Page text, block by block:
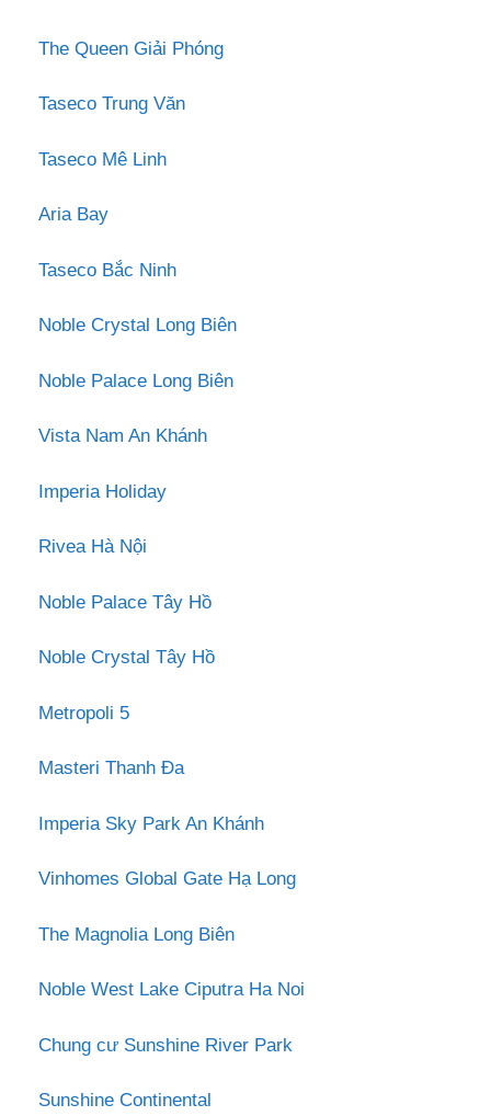
The Queen Giải Phóng
Taseco Trung Văn
Taseco Mê Linh
Aria Bay
Taseco Bắc Ninh
Noble Crystal Long Biên
Noble Palace Long Biên
Vista Nam An Khánh
Imperia Holiday
Rivea Hà Nội
Noble Palace Tây Hồ
Noble Crystal Tây Hồ
Metropoli 5
Masteri Thanh Đa
Imperia Sky Park An Khánh
Vinhomes Global Gate Hạ Long
The Magnolia Long Biên
Noble West Lake Ciputra Ha Noi
Chung cư Sunshine River Park
Sunshine Continental